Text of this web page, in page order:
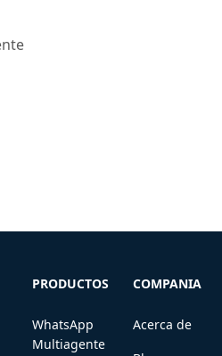
PRODUCTOS
WhatsApp
Multiagente
COMPANIA
Acerca de